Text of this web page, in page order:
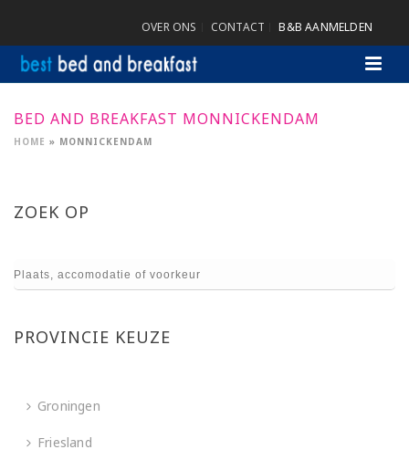
OVER ONS CONTACT B&B AANMELDEN
BED AND BREAKFAST MONNICKENDAM
HOME » MONNICKENDAM
ZOEK OP
PROVINCIE KEUZE
Groningen
Friesland